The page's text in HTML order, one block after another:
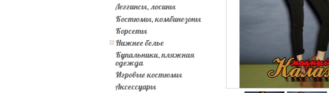
Леггинсы, лосины
Костюмы, комбинезоны
Корсеты
Нижнее белье
Купальники, пляжная
одежда
Игровые костюмы
Аксессуары